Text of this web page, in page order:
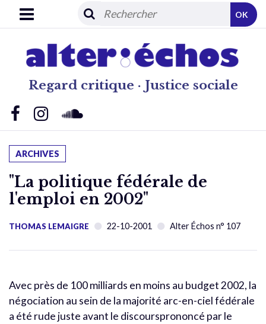
Regard critique · Justice sociale
OK
ARCHIVES
"La politique fédérale de
l'emploi en 2002"
THOMAS LEMAIGRE 22-10-2001 Alter Échos n° 107
Avec près de 100 milliards en moins au budget 2002, la
négociation au sein de la majorité arc-en-ciel fédérale
a été rude juste avant le discoursprononcé par le